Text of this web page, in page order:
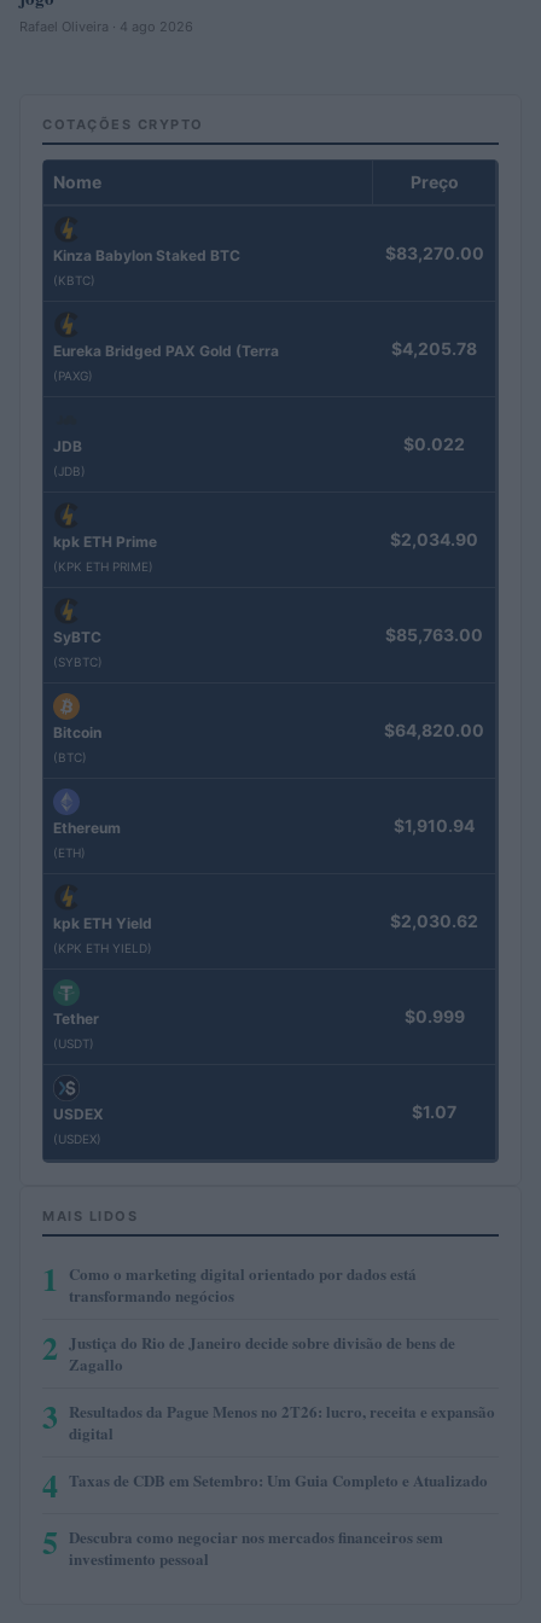
Rafael Oliveira · 4 ago 2026
COTAÇÕES CRYPTO
Nome Preço
Kinza Babylon Staked BTC
(KBTC)
$83,270.00
Eureka Bridged PAX Gold (Terra
(PAXG)
$4,205.78
JDB
(JDB)
$0.022
kpk ETH Prime
(KPK ETH PRIME)
$2,034.90
SyBTC
(SYBTC)
$85,763.00
Bitcoin
(BTC)
$64,820.00
Ethereum
(ETH)
$1,910.94
kpk ETH Yield
(KPK ETH YIELD)
$2,030.62
Tether
(USDT)
$0.999
USDEX
(USDEX)
$1.07
MAIS LIDOS
1
Como o marketing digital orientado por dados está
transformando negócios
2
Justiça do Rio de Janeiro decide sobre divisão de bens de
Zagallo
3 Resultados da Pague Menos no 2T26: lucro, receita e expansão
digital
4 Taxas de CDB em Setembro: Um Guia Completo e Atualizado
5 Descubra como negociar nos mercados financeiros sem
investimento pessoal